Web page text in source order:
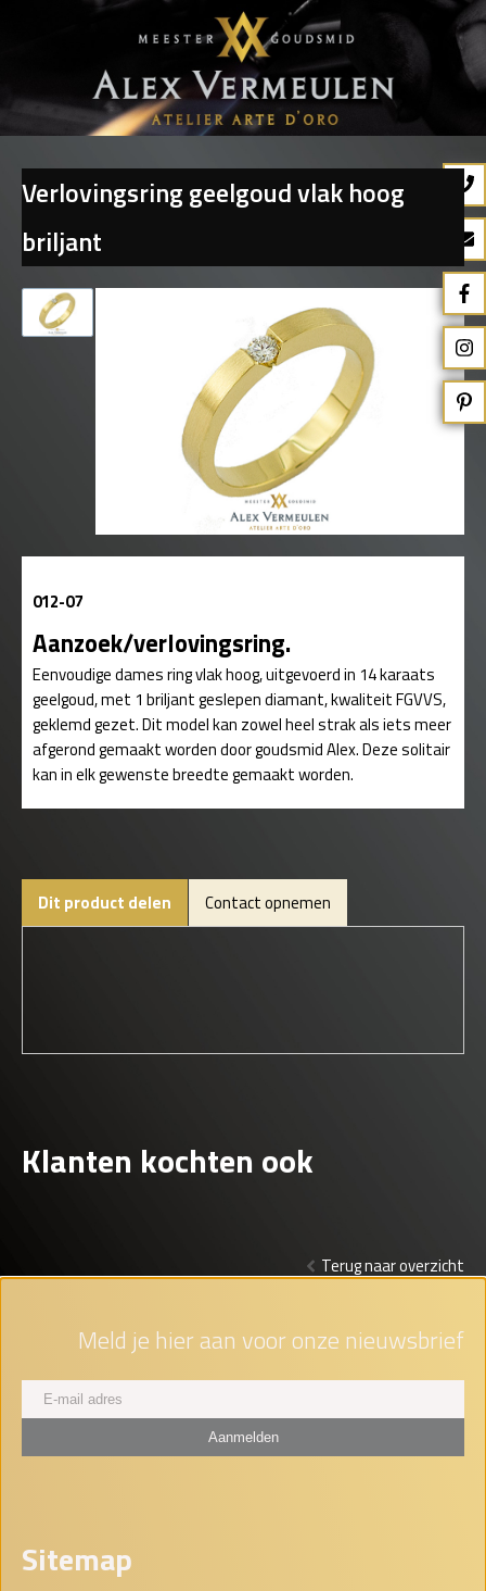
Terug naar overzicht
Verlovingsring geelgoud vlak hoog
briljant
012-07
Aanzoek/verlovingsring.
Eenvoudige dames ring vlak hoog, uitgevoerd in 14 karaats
geelgoud, met 1 briljant geslepen diamant, kwaliteit FGVVS,
geklemd gezet. Dit model kan zowel heel strak als iets meer
afgerond gemaakt worden door goudsmid Alex. Deze solitair
kan in elk gewenste breedte gemaakt worden.
Dit product delen Contact opnemen
Klanten kochten ook
Terug naar overzicht
Meld je hier aan voor onze nieuwsbrief
Sitemap